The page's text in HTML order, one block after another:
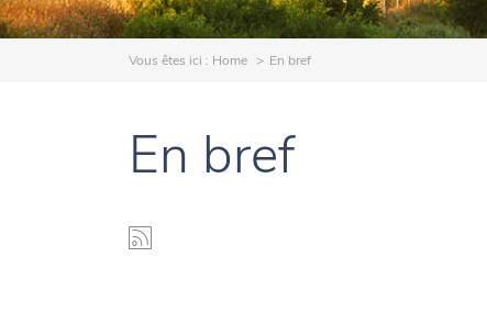
Vous êtes ici : Home En bref
En bref